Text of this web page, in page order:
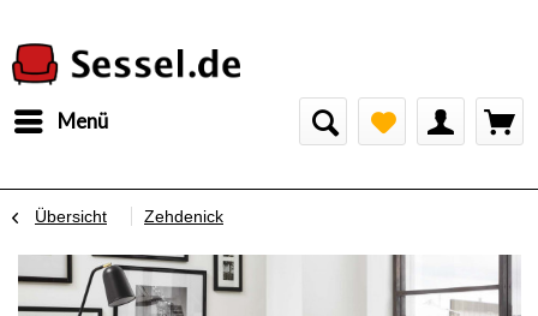
Menü
Übersicht Zehdenick